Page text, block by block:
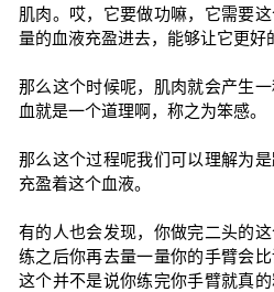
肌肉。哎，它要做功嘛，它需要
量的血液充盈进去，能够让它更好
那么这个时候呢，肌肉就会产生
血就是一个道理啊，称之为笨感。
那么这个过程呢我们可以理解为
充盈着这个血液。
有的人也会发现，你做完二头的
练之后你再去量一量你的手臂会
这个并不是说你练完你手臂就真